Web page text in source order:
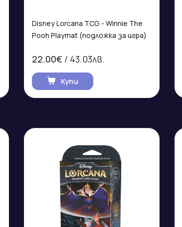
Disney Lorcana TCG - Winnie The
Pooh Playmat (подложка за игра)
22.00€ / 43.03лв.
Купи